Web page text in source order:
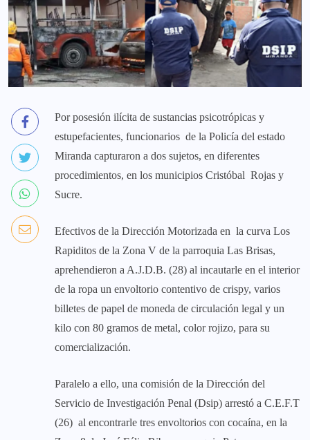
Por posesión ilícita de sustancias psicotrópicas y
estupefacientes, funcionarios de la Policía del estado
Miranda capturaron a dos sujetos, en diferentes
procedimientos, en los municipios Cristóbal Rojas y
Sucre.
Efectivos de la Dirección Motorizada en la curva Los
Rapiditos de la Zona V de la parroquia Las Brisas,
aprehendieron a A.J.D.B. (28) al incautarle en el interior
de la ropa un envoltorio contentivo de crispy, varios
billetes de papel de moneda de circulación legal y un
kilo con 80 gramos de metal, color rojizo, para su
comercialización.
Paralelo a ello, una comisión de la Dirección del
Servicio de Investigación Penal (Dsip) arrestó a C.E.F.T
(26) al encontrarle tres envoltorios con cocaína, en la